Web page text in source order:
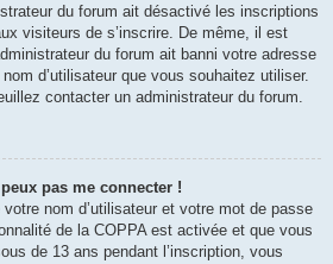
du forum ait désactivé les inscriptions
visiteurs de s’inscrire. De même, il est
du forum ait banni votre adresse
d’utilisateur que vous souhaitez utiliser.
contacter un administrateur du forum.
pas me connecter !
nom d’utilisateur et votre mot de passe
de la COPPA est activée et que vous
de 13 ans pendant l’inscription, vous